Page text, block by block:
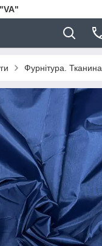
Фурнітура. Тканина.